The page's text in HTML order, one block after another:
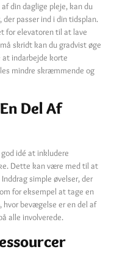
din daglige pleje, kan du
passer ind i din tidsplan.
for elevatoren til at lave
skridt kan du gradvist øge
indarbejde korte
mindre skræmmende og
Del Af
idé at inkludere
Dette kan være med til at
simple øvelser, der
for eksempel at tage en
bevægelse er en del af
alle involverede.